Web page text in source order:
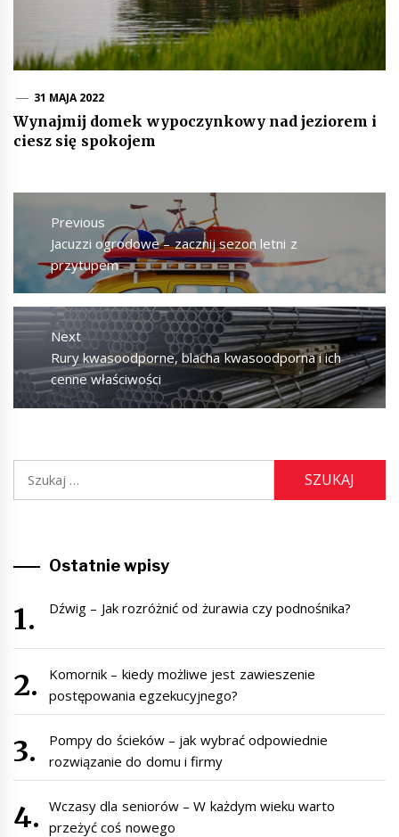
31 MAJA 2022
Wynajmij domek wypoczynkowy nad jeziorem i
ciesz się spokojem
Nawigacja
wpisuPrevious
Previous
post:
Jacuzzi ogrodowe – zacznij sezon letni z
przytupem
Next
Next
post:
Rury kwasoodporne, blacha kwasoodporna i ich
cenne właściwości
Ostatnie wpisy
Dźwig – Jak rozróżnić od żurawia czy podnośnika?
Komornik – kiedy możliwe jest zawieszenie
postępowania egzekucyjnego?
Pompy do ścieków – jak wybrać odpowiednie
rozwiązanie do domu i firmy
Wczasy dla seniorów – W każdym wieku warto
przeżyć coś nowego